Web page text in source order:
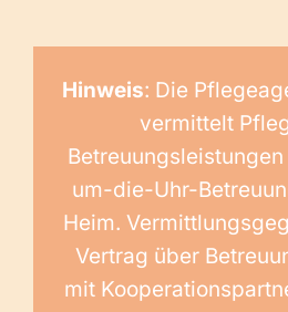
Hinweis: Die
vermittelt
um-die-Uhr-
Heim.
Vertrag über
mit